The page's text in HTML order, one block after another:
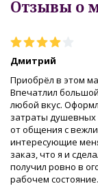
Отзывы о
Дмитрий
Приобрёл в этом
Впечатлил
любой вкус.
затраты душевных
от общения с
интересующие
заказ, что я и
получил ровно в
рабочем